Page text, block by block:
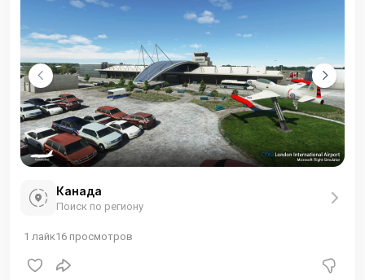
Канада
Поиск по региону
1 лайк16 просмотров